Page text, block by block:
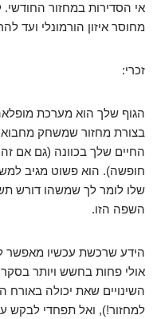
אי הסדירות במחזור
מחוסר איזון הורמונלי ועד
זכרי:
הגוף שלך הוא מערכת
בצורת מחזור שמשחק
החיים שלך בכוונה (גם אם
חופשה). הוא פשוט מגיב
שלו לומר לך שמשהו דורש
השפה הזו.
הידע שרכשת עכשיו מאפשר
אולי פחות בחשש ויותר
השינויים שאת יכולה באורח
למחזור!), ואל תפחדי לבקש